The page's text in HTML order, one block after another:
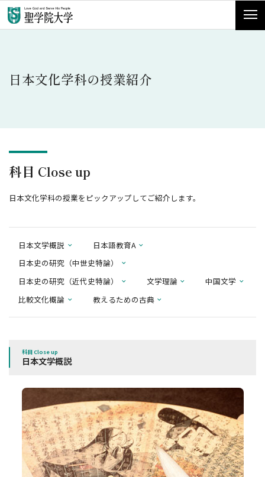
日本文化学科の授業紹介
科目 Close up
日本文化学科の授業をピックアップしてご紹介します。
日本文学概説
日本語教育A
日本史の研究（中世史特論）
日本史の研究（近代史特論）
文学理論
中国文学
比較文化概論
教えるための古典
科目 Close up
日本文学概説